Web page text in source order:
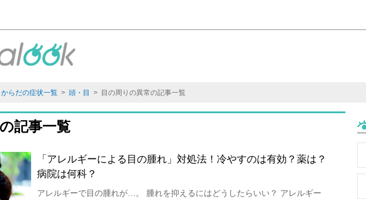
からだの症状一覧 > 頭・目 > 目の周りの異常の記事一覧
記事一覧
「アレルギーによる目の腫れ」対処法！冷やすのは有効？薬は？
病院は何科？
アレルギーで目の腫れが…。 腫れを抑えるにはどうしたらいい？ アレルギー